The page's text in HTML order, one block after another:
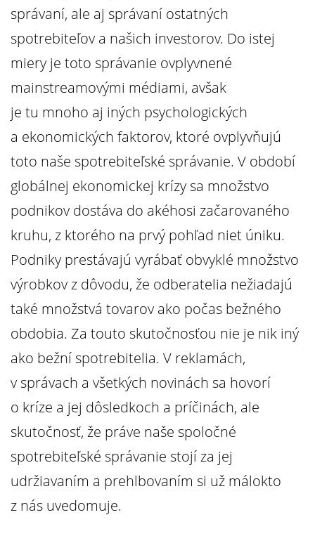
správaní, ale aj správaní ostatných
spotrebiteľov a našich investorov. Do istej
miery je toto správanie ovplyvnené
mainstreamovými médiami, avšak
je tu mnoho aj iných psychologických
a ekonomických faktorov, ktoré ovplyvňujú
toto naše spotrebiteľské správanie. V období
globálnej ekonomickej krízy sa množstvo
podnikov dostáva do akéhosi začarovaného
kruhu, z ktorého na prvý pohľad niet úniku.
Podniky prestávajú vyrábať obvyklé množstvo
výrobkov z dôvodu, že odberatelia nežiadajú
také množstvá tovarov ako počas bežného
obdobia. Za touto skutočnosťou nie je nik iný
ako bežní spotrebitelia. V reklamách,
v správach a všetkých novinách sa hovorí
o kríze a jej dôsledkoch a príčinách, ale
skutočnosť, že práve naše spoločné
spotrebiteľské správanie stojí za jej
udržiavaním a prehlbovaním si už málokto
z nás uvedomuje.